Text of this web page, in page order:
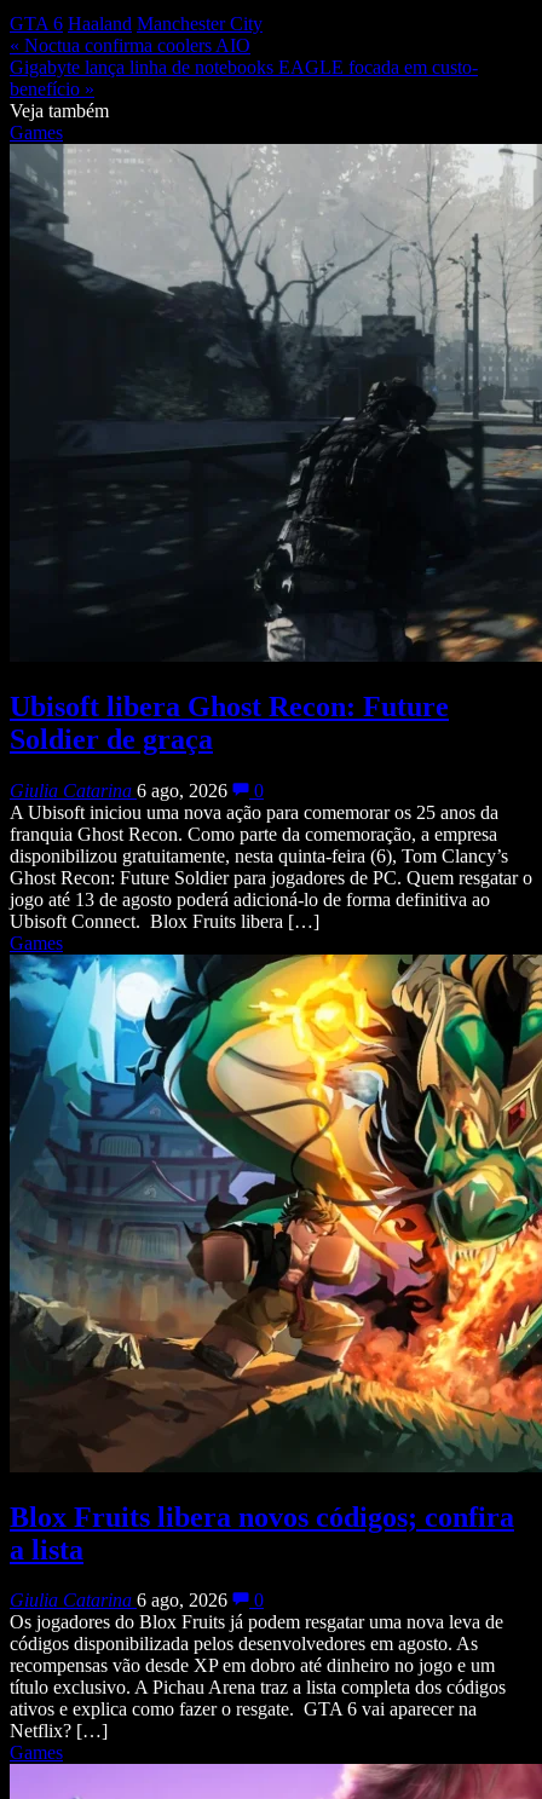
GTA 6 Haaland Manchester City
« Noctua confirma coolers AIO
Gigabyte lança linha de notebooks EAGLE focada em custo-
benefício »
Veja também
Games
Ubisoft libera Ghost Recon: Future
Soldier de graça
Giulia Catarina 6 ago, 2026
0
A Ubisoft iniciou uma nova ação para comemorar os 25 anos da
franquia Ghost Recon. Como parte da comemoração, a empresa
disponibilizou gratuitamente, nesta quinta-feira (6), Tom Clancy’s
Ghost Recon: Future Soldier para jogadores de PC. Quem resgatar o
jogo até 13 de agosto poderá adicioná-lo de forma definitiva ao
Ubisoft Connect. Blox Fruits libera […]
Games
Blox Fruits libera novos códigos; confira
a lista
Giulia Catarina 6 ago, 2026
0
Os jogadores do Blox Fruits já podem resgatar uma nova leva de
códigos disponibilizada pelos desenvolvedores em agosto. As
recompensas vão desde XP em dobro até dinheiro no jogo e um
título exclusivo. A Pichau Arena traz a lista completa dos códigos
ativos e explica como fazer o resgate. GTA 6 vai aparecer na
Netflix? […]
Games